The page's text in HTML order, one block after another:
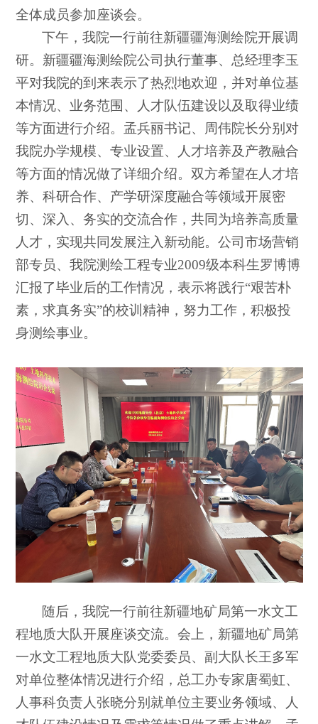
全体成员参加座谈会。
下午，我院一行前往新疆疆海测绘院开展调
研。新疆疆海测绘院公司执行董事、总经理李玉
平对我院的到来表示了热烈地欢迎，并对单位基
本情况、业务范围、人才队伍建设以及取得业绩
等方面进行介绍。孟兵丽书记、周伟院长分别对
我院办学规模、专业设置、人才培养及产教融合
等方面的情况做了详细介绍。双方希望在人才培
养、科研合作、产学研深度融合等领域开展密
切、深入、务实的交流合作，共同为培养高质量
人才，实现共同发展注入新动能。公司市场营销
部专员、我院测绘工程专业2009级本科生罗博博
汇报了毕业后的工作情况，表示将践行“艰苦朴
素，求真务实”的校训精神，努力工作，积极投
身测绘事业。
随后，我院一行前往新疆地矿局第一水文工
程地质大队开展座谈交流。会上，新疆地矿局第
一水文工程地质大队党委委员、副大队长王多军
对单位整体情况进行介绍，总工办专家唐蜀虹、
人事科负责人张晓分别就单位主要业务领域、人